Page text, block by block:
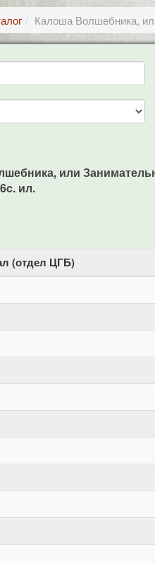
Калоша Волшебника,
или
ил.
(отдел ЦГБ)